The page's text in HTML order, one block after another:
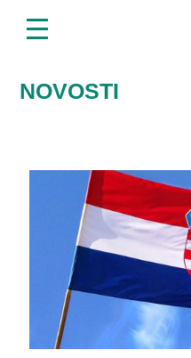
uključuje
sustavNOVOSTI